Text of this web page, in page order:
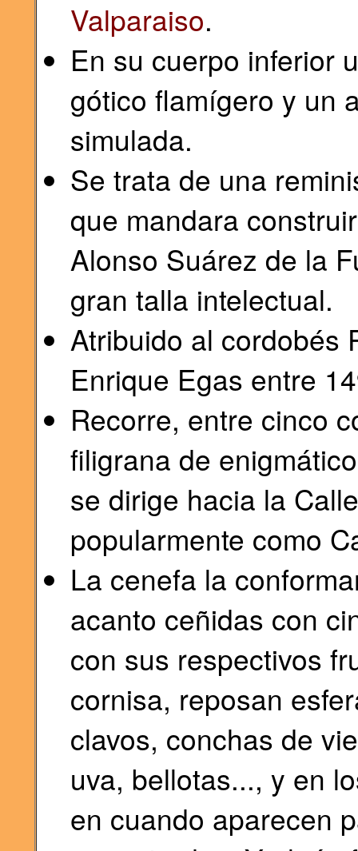
Valparaiso.
En su cuerpo inferior
gótico flamígero y un
simulada.
Se trata de una
que mandara
Alonso Suárez de la
gran talla intelectual.
Atribuido al cordobés
Enrique Egas entre
Recorre, entre cinco
filigrana de
se dirige hacia la
popularmente como
La cenefa la
acanto ceñidas con
con sus respectivos
cornisa, reposan
clavos, conchas de
uva, bellotas..., y en
en cuando aparecen